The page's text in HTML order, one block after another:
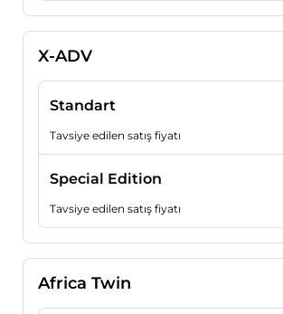
X-ADV
Standart
Tavsiye edilen satış fiyatı
Special Edition
Tavsiye edilen satış fiyatı
Africa Twin